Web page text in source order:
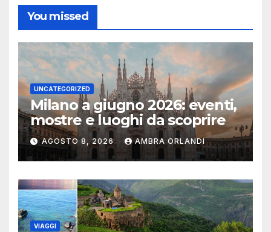
You missed
UNCATEGORIZED
Milano a giugno 2026: eventi,
mostre e luoghi da scoprire
AGOSTO 8, 2026 AMBRA ORLANDI
VIAGGI